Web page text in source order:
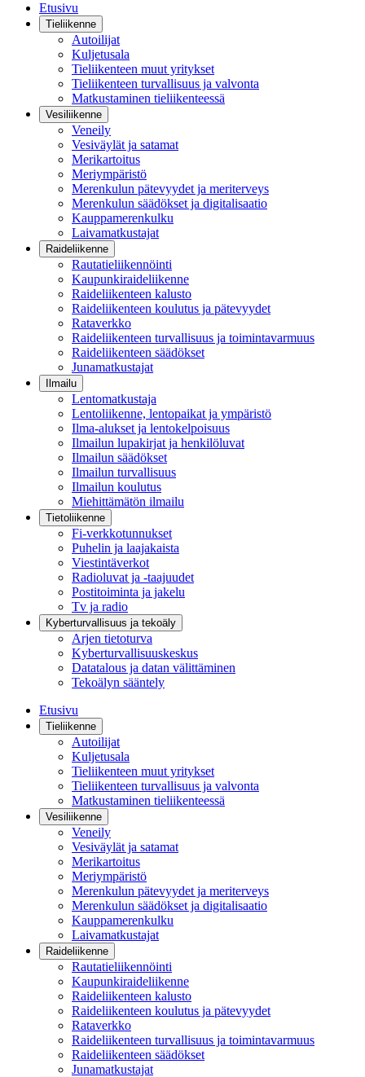
Etusivu
Tieliikenne
Autoilijat
Kuljetusala
Tieliikenteen muut yritykset
Tieliikenteen turvallisuus ja valvonta
Matkustaminen tieliikenteessä
Vesiliikenne
Veneily
Vesiväylät ja satamat
Merikartoitus
Meriympäristö
Merenkulun pätevyydet ja meriterveys
Merenkulun säädökset ja digitalisaatio
Kauppamerenkulku
Laivamatkustajat
Raideliikenne
Rautatieliikennöinti
Kaupunkiraideliikenne
Raideliikenteen kalusto
Raideliikenteen koulutus ja pätevyydet
Rataverkko
Raideliikenteen turvallisuus ja toimintavarmuus
Raideliikenteen säädökset
Junamatkustajat
Ilmailu
Lentomatkustaja
Lentoliikenne, lentopaikat ja ympäristö
Ilma-alukset ja lentokelpoisuus
Ilmailun lupakirjat ja henkilöluvat
Ilmailun säädökset
Ilmailun turvallisuus
Ilmailun koulutus
Miehittämätön ilmailu
Tietoliikenne
Fi-verkkotunnukset
Puhelin ja laajakaista
Viestintäverkot
Radioluvat ja -taajuudet
Postitoiminta ja jakelu
Tv ja radio
Kyberturvallisuus ja tekoäly
Arjen tietoturva
Kyberturvallisuuskeskus
Datatalous ja datan välittäminen
Tekoälyn sääntely
Etusivu
Tieliikenne
Autoilijat
Kuljetusala
Tieliikenteen muut yritykset
Tieliikenteen turvallisuus ja valvonta
Matkustaminen tieliikenteessä
Vesiliikenne
Veneily
Vesiväylät ja satamat
Merikartoitus
Meriympäristö
Merenkulun pätevyydet ja meriterveys
Merenkulun säädökset ja digitalisaatio
Kauppamerenkulku
Laivamatkustajat
Raideliikenne
Rautatieliikennöinti
Kaupunkiraideliikenne
Raideliikenteen kalusto
Raideliikenteen koulutus ja pätevyydet
Rataverkko
Raideliikenteen turvallisuus ja toimintavarmuus
Raideliikenteen säädökset
Junamatkustajat